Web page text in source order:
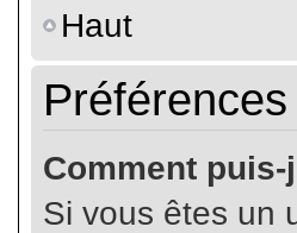
Haut
Comment
Si vous êtes un